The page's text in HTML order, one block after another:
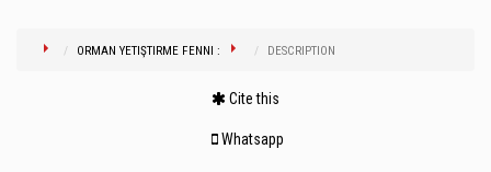
ORMAN YETIŞTIRME FENNI : DESCRIPTION
Cite this
Whatsapp